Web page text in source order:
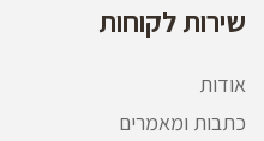
שירות לקוחות
אודות
כתבות ומאמרים